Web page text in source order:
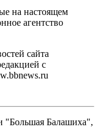
на настоящем
агентство
сайта
с
"Большая Балашиха",